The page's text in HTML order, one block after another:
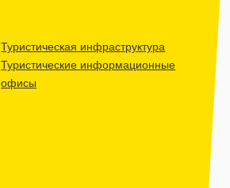
Туристическая инфраструктура
Туристические информационные
офисы